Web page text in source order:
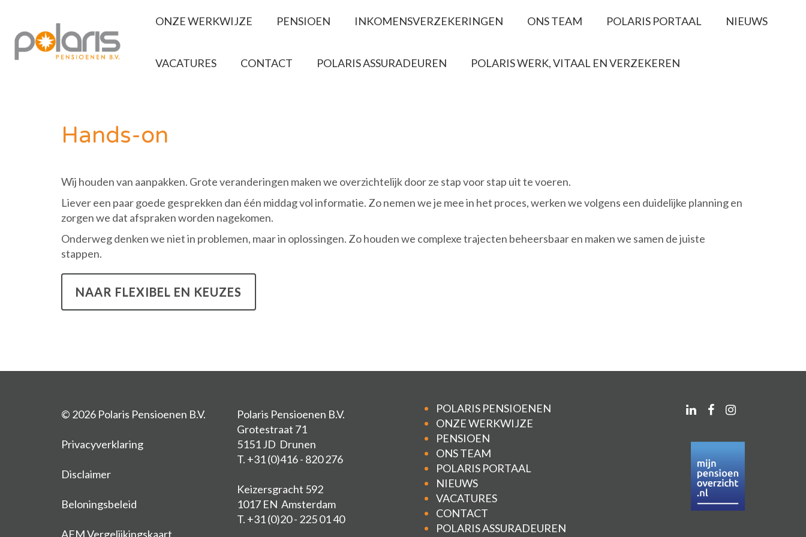
ONZE WERKWIJZE PENSIOEN INKOMENSVERZEKERINGEN ONS TEAM POLARIS PORTAAL NIEUWS
VACATURES CONTACT POLARIS ASSURADEUREN POLARIS WERK, VITAAL EN VERZEKEREN
Hands-on
Wij houden van aanpakken. Grote veranderingen maken we overzichtelijk door ze stap voor stap uit te voeren.
Liever een paar goede gesprekken dan één middag vol informatie. Zo nemen we je mee in het proces, werken we volgens een duidelijke planning en
zorgen we dat afspraken worden nagekomen.
Onderweg denken we niet in problemen, maar in oplossingen. Zo houden we complexe trajecten beheersbaar en maken we samen de juiste
stappen.
NAAR FLEXIBEL EN KEUZES
© 2026 Polaris Pensioenen B.V.
Privacyverklaring
Disclaimer
Beloningsbeleid
AFM Vergelijkingskaart
Polaris Pensioenen B.V.
Grotestraat 71
5151 JD Drunen
T. +31 (0)416 - 820 276
Keizersgracht 592
1017 EN Amsterdam
T. +31 (0)20 - 225 01 40
POLARIS PENSIOENEN
ONZE WERKWIJZE
PENSIOEN
ONS TEAM
POLARIS PORTAAL
NIEUWS
VACATURES
CONTACT
POLARIS ASSURADEUREN